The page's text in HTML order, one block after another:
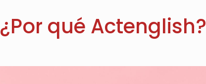
¿Por qué Actenglish?